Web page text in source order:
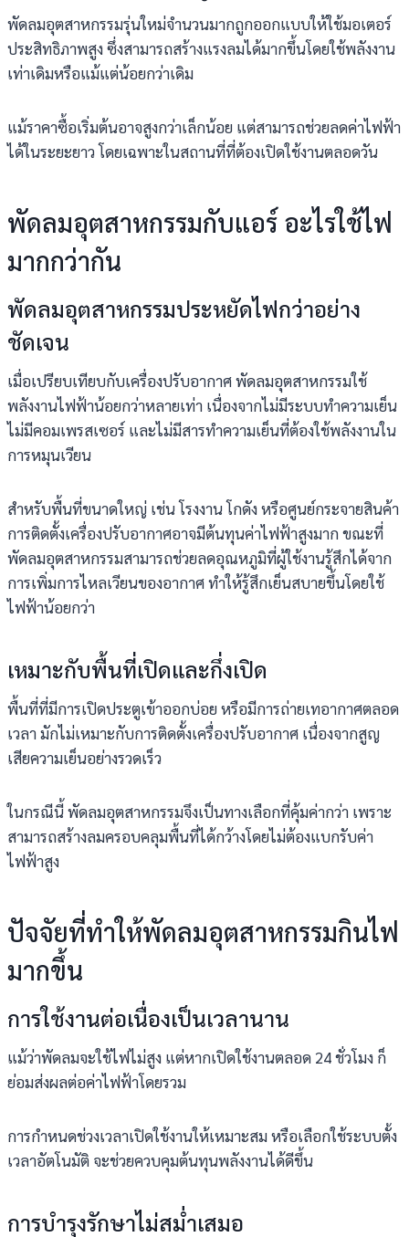
พัดลมอุตสาหกรรมรุ่นใหม่จำนวนมากถูกออกแบบให้ใช้มอเตอร์
ประสิทธิภาพสูง ซึ่งสามารถสร้างแรงลมได้มากขึ้นโดยใช้พลังงาน
เท่าเดิมหรือแม้แต่น้อยกว่าเดิม
แม้ราคาซื้อเริ่มต้นอาจสูงกว่าเล็กน้อย แต่สามารถช่วยลดค่าไฟฟ้า
ได้ในระยะยาว โดยเฉพาะในสถานที่ที่ต้องเปิดใช้งานตลอดวัน
พัดลมอุตสาหกรรมกับแอร์ อะไรใช้ไฟ
มากกว่ากัน
พัดลมอุตสาหกรรมประหยัดไฟกว่าอย่าง
ชัดเจน
เมื่อเปรียบเทียบกับเครื่องปรับอากาศ พัดลมอุตสาหกรรมใช้
พลังงานไฟฟ้าน้อยกว่าหลายเท่า เนื่องจากไม่มีระบบทำความเย็น
ไม่มีคอมเพรสเซอร์ และไม่มีสารทำความเย็นที่ต้องใช้พลังงานใน
การหมุนเวียน
สำหรับพื้นที่ขนาดใหญ่ เช่น โรงงาน โกดัง หรือศูนย์กระจายสินค้า
การติดตั้งเครื่องปรับอากาศอาจมีต้นทุนค่าไฟฟ้าสูงมาก ขณะที่
พัดลมอุตสาหกรรมสามารถช่วยลดอุณหภูมิที่ผู้ใช้งานรู้สึกได้จาก
การเพิ่มการไหลเวียนของอากาศ ทำให้รู้สึกเย็นสบายขึ้นโดยใช้
ไฟฟ้าน้อยกว่า
เหมาะกับพื้นที่เปิดและกึ่งเปิด
พื้นที่ที่มีการเปิดประตูเข้าออกบ่อย หรือมีการถ่ายเทอากาศตลอด
เวลา มักไม่เหมาะกับการติดตั้งเครื่องปรับอากาศ เนื่องจากสูญ
เสียความเย็นอย่างรวดเร็ว
ในกรณีนี้ พัดลมอุตสาหกรรมจึงเป็นทางเลือกที่คุ้มค่ากว่า เพราะ
สามารถสร้างลมครอบคลุมพื้นที่ได้กว้างโดยไม่ต้องแบกรับค่า
ไฟฟ้าสูง
ปัจจัยที่ทำให้พัดลมอุตสาหกรรมกินไฟ
มากขึ้น
การใช้งานต่อเนื่องเป็นเวลานาน
แม้ว่าพัดลมจะใช้ไฟไม่สูง แต่หากเปิดใช้งานตลอด 24 ชั่วโมง ก็
ย่อมส่งผลต่อค่าไฟฟ้าโดยรวม
การกำหนดช่วงเวลาเปิดใช้งานให้เหมาะสม หรือเลือกใช้ระบบตั้ง
เวลาอัตโนมัติ จะช่วยควบคุมต้นทุนพลังงานได้ดีขึ้น
การบำรุงรักษาไม่สม่ำเสมอ